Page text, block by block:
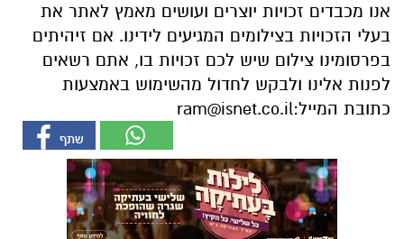
אנו מכבדים זכויות יוצרים ועושים מאמץ לאתר את
בעלי הזכויות בצילומים המגיעים לידינו. אם זיהיתים
בפרסומינו צילום שיש לכם זכויות בו, אתם רשאים
לפנות אלינו ולבקש לחדול מהשימוש באמצעות
כתובת המייל:ram@isnet.co.il